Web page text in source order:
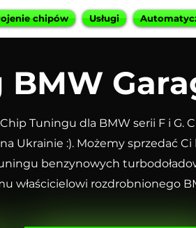
chipów Usługi
Tuningu dla BMW serii F i G.
Ukrainie :). Możemy sprzedać
benzynowych
właścicielowi rozdrobnionego